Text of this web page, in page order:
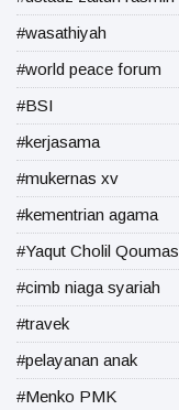
#wasathiyah
#world peace forum
#BSI
#kerjasama
#mukernas xv
#kementrian agama
#Yaqut Cholil Qoumas
#cimb niaga syariah
#travek
#pelayanan anak
#Menko PMK